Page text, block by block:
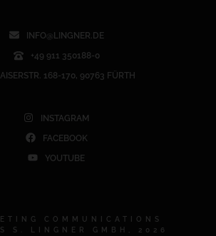
INFO@LINGNER.DE
+49 911 350188-0
168-170, 90763 FÜRTH
INSTAGRAM
FACEBOOK
YOUTUBE
COMMUNICATIONS
S. LINGNER GMBH, 2026